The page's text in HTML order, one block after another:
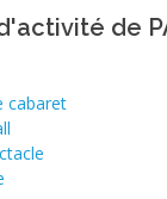
de
cabaret